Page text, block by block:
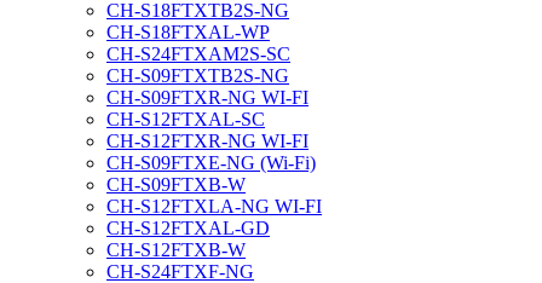
CH-S18FTXTB2S-NG
CH-S18FTXAL-WP
CH-S24FTXAM2S-SC
CH-S09FTXTB2S-NG
CH-S09FTXR-NG WI-FI
CH-S12FTXAL-SC
CH-S12FTXR-NG WI-FI
CH-S09FTXE-NG (Wi-Fi)
CH-S09FTXB-W
CH-S12FTXLA-NG WI-FI
CH-S12FTXAL-GD
CH-S12FTXB-W
CH-S24FTXF-NG